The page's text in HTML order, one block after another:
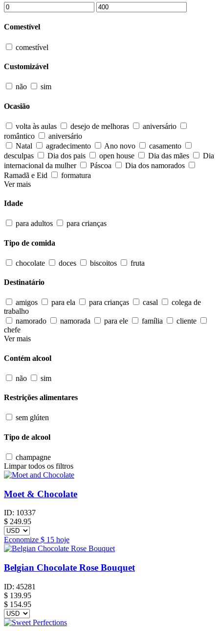
Comestível
comestível
Customizável
não sim
Ocasião
volta às aulas desejo de melhoras
aniversário
romântico
aniversário
Natal
agradecimento Ano novo
casamento
desculpas
Dia dos pais open house Dia das mães
Dia
internacional da mulher
Páscoa
Dia dos namorados
Ramadã e Eid
formatura
Ver mais
Idade
para adultos para crianças
Tipo de comida
chocolate doces biscoitos fruta
Destinatário
amigos para ela para crianças casal
colega de
trabalho
namorado
namorada para ele família
cliente
chefe
Ver mais
Contém alcool
não sim
Restrições alimentares
sem glúten
Tipo de alcool
champagne
Limpar todos os filtros
Moet & Chocolate
ID: 10337
$ 249.95
Economize $ 15 hoje
Belgian Chocolate Rose Bouquet
ID: 45281
$ 139.95
$ 154.95